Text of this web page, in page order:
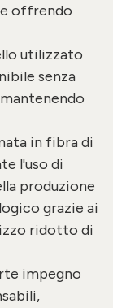
offrendo
utilizzato
senza
in fibra di
l'uso di
produzione
grazie ai
ridotto di
impegno